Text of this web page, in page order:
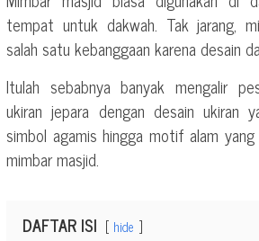
tempat untuk dakwah. Tak jarang,
salah satu kebanggaan karena desain
Itulah sebabnya banyak mengalir
ukiran jepara dengan desain ukiran
simbol agamis hingga motif alam yang
mimbar masjid.
DAFTAR ISI hide